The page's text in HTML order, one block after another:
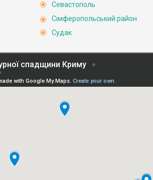
Севастополь
Сімферопольський район
Судак